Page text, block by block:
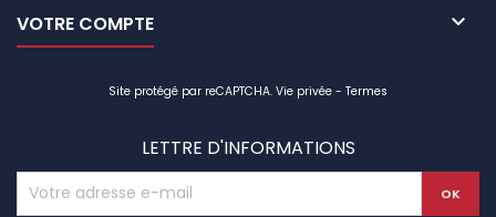
VOTRE COMPTE 
Site protégé par reCAPTCHA. Vie privée - Termes
LETTRE D'INFORMATIONS